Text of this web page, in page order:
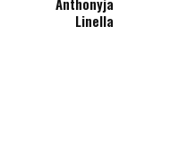
Linella